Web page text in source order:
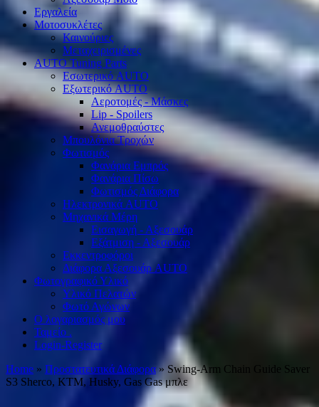
Εργαλεία
Μοτοσυκλέτες
Καινούριες
Μεταχειρισμένες
AUTO Tuning Parts
Εσωτερικό AUTO
Εξωτερικό AUTO
Αεροτομές - Μάσκες
Lip - Spoilers
Ανεμοθραύστες
Μπουλόνια Τροχών
Φωτισμός
Φανάρια Εμπρός
Φανάρια Πίσω
Φωτισμός Διάφορα
Ηλεκτρονικά AUTO
Μηχανικά Μέρη
Εισαγωγή - Αξεσουάρ
Εξάτμιση - Αξεσουάρ
Εκκεντροφόροι
Διάφορα Αξεσουάρ AUTO
Φωτογραφικό Υλικό
Υλικό Πελατών
Φωτό Αγώνων
Ο λογαριασμός μου
Ταμείο .
Login-Register
Home » Προστατευτικά Διάφορα» Swing-Arm Chain Guide Saver
S3 Sherco, KTM, Husky, Gas Gas μπλε